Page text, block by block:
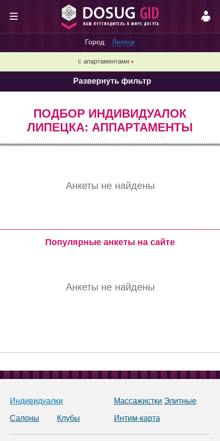
Город: Липецк
с апартаментами ❌
Развернуть фильтр
ПОДБОР ИНДИВИДУАЛОК
ЛИПЕЦКА: АППАРТАМЕНТЫ
Анкеты не найдены
Популярные анкеты на сайте
Анкеты не найдены
Индивидуалки
Салоны Клубы
Массажистки Элитные
Интим-карта